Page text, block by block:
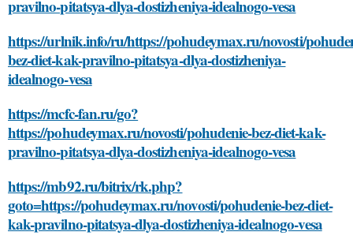
pravilno-pitatsya-dlya-dostizheniya-idealnogo-vesa
https://urlnik.info/ru/https://pohudeymax.ru/novosti/
bez-diet-kak-pravilno-pitatsya-dlya-dostizheniya-
idealnogo-vesa
https://mcfc-fan.ru/go?
https://pohudeymax.ru/novosti/pohudenie-bez-diet-kak-
pravilno-pitatsya-dlya-dostizheniya-idealnogo-vesa
https://mb92.ru/bitrix/rk.php?
goto=https://pohudeymax.ru/novosti/pohudenie-bez-diet-
kak-pravilno-pitatsya-dlya-dostizheniya-idealnogo-vesa